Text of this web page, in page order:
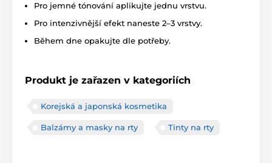
Pro jemné tónování aplikujte jednu vrstvu.
Pro intenzivnější efekt naneste 2–3 vrstvy.
Během dne opakujte dle potřeby.
Produkt je zařazen v kategoriích
Korejská a japonská kosmetika
Balzámy a masky na rty Tinty na rty